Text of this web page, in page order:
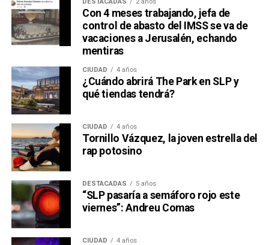
Con 4 meses trabajando, jefa de
control de abasto del IMSS se va de
vacaciones a Jerusalén, echando
mentiras
CIUDAD 4 años
¿Cuándo abrirá The Park en SLP y
qué tiendas tendrá?
CIUDAD 4 años
Tornillo Vázquez, la joven estrella del
rap potosino
DESTACADAS 5 años
“SLP pasaría a semáforo rojo este
viernes”: Andreu Comas
CIUDAD 4 años